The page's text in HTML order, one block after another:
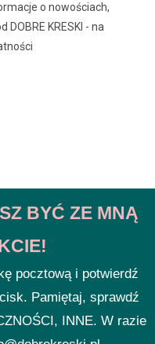
o nowościach,
KRESKI - na
BYĆ ZE MNĄ
pocztową i potwierdź
Pamiętaj, sprawdź
INNE. W razie